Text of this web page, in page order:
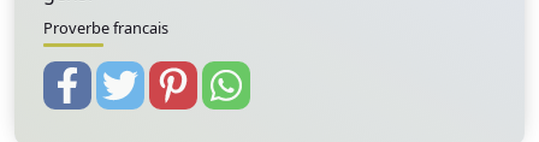
Proverbe francais